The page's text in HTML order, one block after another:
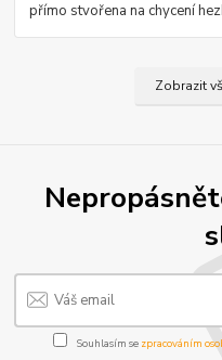
přímo stvořena na chycení
Zobrazit
Souhlasím se zpracováním